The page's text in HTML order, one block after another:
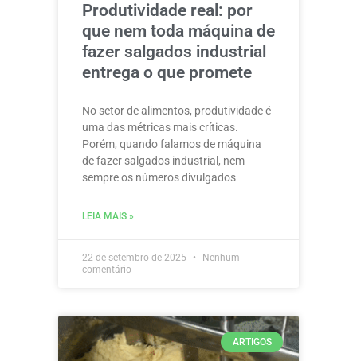
Produtividade real: por
que nem toda máquina de
fazer salgados industrial
entrega o que promete
No setor de alimentos, produtividade é
uma das métricas mais críticas.
Porém, quando falamos de máquina
de fazer salgados industrial, nem
sempre os números divulgados
LEIA MAIS »
22 de setembro de 2025
Nenhum
comentário
ARTIGOS